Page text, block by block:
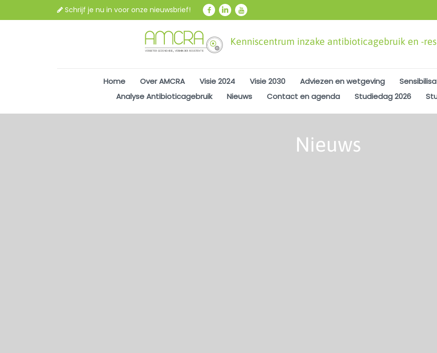
Schrijf je nu in voor onze nieuwsbrief!
Kenniscentrum inzake antibioticagebruik en -
Home Over AMCRA Visie 2024 Visie 2030 Adviezen en wetgeving
Analyse Antibioticagebruik
Nieuws Contact en agenda Studiedag 2026
Nieuws